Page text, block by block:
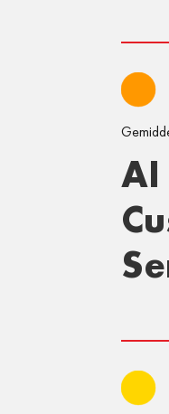
AI